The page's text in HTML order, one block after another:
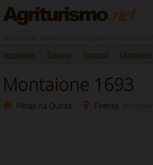
Detalhes das avaliações dos hóspedes: Fattoria perto
Homepage Toscana Florença Montaione
Montaione 1693
Férias na Quinta Firenze,